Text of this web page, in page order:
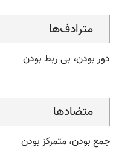
مترادف‌ها
دور بودن، بی ربط بودن
متضادها
جمع بودن، متمرکز بودن